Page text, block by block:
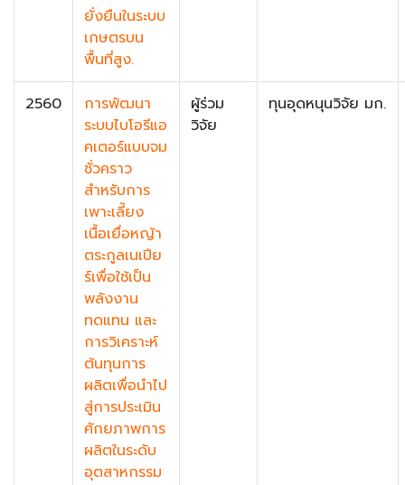
ยั่งยืนในระบบ
เกษตรบน
พื้นที่สูง.
2560
การพัฒนา
ระบบไบโอรีแอ
คเตอร์แบบจม
ชั่วคราว
สำหรับการ
เพาะเลี้ยง
เนื้อเยื่อหญ้า
ตระกูลเนเปีย
ร์เพื่อใช้เป็น
พลังงาน
ทดแทน และ
การวิเคราะห์
ต้นทุนการ
ผลิตเพื่อนำไป
สู่การประเมิน
ศักยภาพการ
ผลิตในระดับ
อุตสาหกรรม
ผู้ร่วม
วิจัย
ทุนอุดหนุนวิจัย มก.